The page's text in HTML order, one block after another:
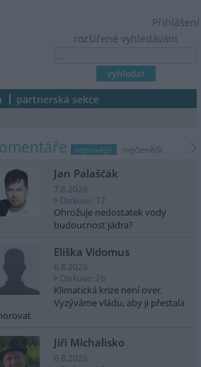
rozšířené vyhledávání
Přihlášení
partnerská sekce
nejnovější nejčtenější
Jan Palaščák
7.8.2026
Diskuse: 12
Ohrožuje nedostatek vody
budoucnost jádra?
Eliška Vidomus
6.8.2026
Diskuse: 26
Klimatická krize není over.
Vyzýváme vládu, aby ji přestala
Jiří Michalisko
6.8.2026